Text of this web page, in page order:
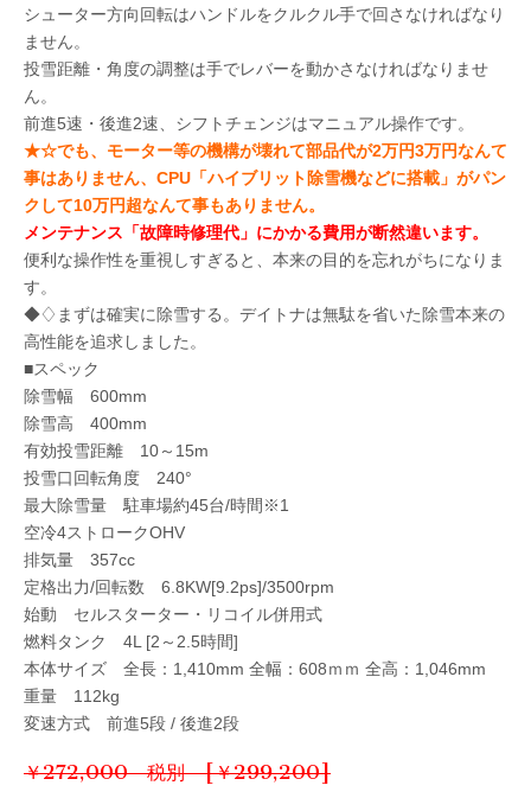
シューター方向回転はハンドルをクルクル手で回さなければなり
ません。
投雪距離・角度の調整は手でレバーを動かさなければなりませ
ん。
前進5速・後進2速、シフトチェンジはマニュアル操作です。
★☆でも、モーター等の機構が壊れて部品代が2万円3万円なんて
事はありません、CPU「ハイブリット除雪機などに搭載」がパン
クして10万円超なんて事もありません。
メンテナンス「故障時修理代」にかかる費用が断然違います。
便利な操作性を重視しすぎると、本来の目的を忘れがちになりま
す。
◆♢まずは確実に除雪する。デイトナは無駄を省いた除雪本来の
高性能を追求しました。
■スペック
除雪幅 600mm
除雪高 400mm
有効投雪距離 10～15m
投雪口回転角度 240°
最大除雪量 駐車場約45台/時間※1
空冷4ストロークOHV
排気量 357cc
定格出力/回転数 6.8KW[9.2ps]/3500rpm
始動 セルスターター・リコイル併用式
燃料タンク 4L [2～2.5時間]
本体サイズ 全長：1,410mm 全幅：608ｍｍ 全高：1,046mm
重量 112kg
変速方式 前進5段 / 後進2段
￥272,000 税別 [￥299,200]